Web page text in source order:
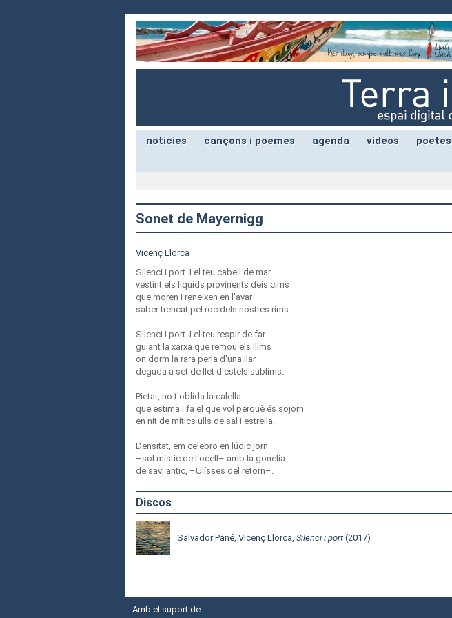
notícies cançons i poemes agenda vídeos poetes
Sonet de Mayernigg
Vicenç Llorca
Silenci i port. I el teu cabell de mar
vestint els líquids provinents deis cims
que moren i reneixen en l'avar
saber trencat pel roc dels nostres rims.
Silenci i port. I el teu respir de far
guiant la xarxa que remou els llims
on dorm la rara perla d'una llar
deguda a set de llet d'estels sublims.
Pietat, no t'oblida la calella
que estima i fa el que vol perquè és sojorn
en nit de mítics ulls de sal i estrella.
Densitat, em celebro en lúdic jorn
–sol místic de l'ocell– amb la gonelia
de savi antic, –Ulísses del retorn–.
Discos
Salvador Pané, Vicenç Llorca, Silenci i port(2017)
Amb el suport de: